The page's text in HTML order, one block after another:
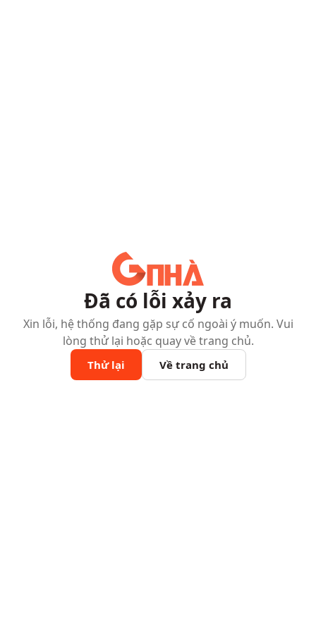
Đã có lỗi xảy ra
Xin lỗi, hệ thống đang gặp sự cố ngoài ý muốn. Vui
lòng thử lại hoặc quay về trang chủ.
Thử lại Về trang chủ